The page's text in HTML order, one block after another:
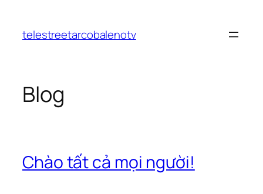
phầntelestreetarcobalenotv
Blog
Chào tất cả mọi người!